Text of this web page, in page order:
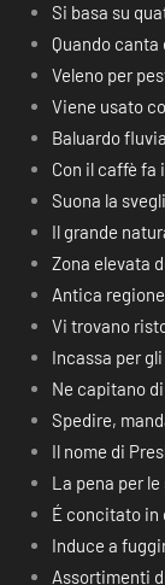
Si basa su
Quando canta
Veleno per
Viene usato
Baluardo
Con il caffè fa
Suona la
Il grande
Zona elevata
Antica regione
Vi trovano
Incassa per
Ne capitano
Spedire,
Il nome di
La pena per
É concitato in
Induce a
Assortimenti